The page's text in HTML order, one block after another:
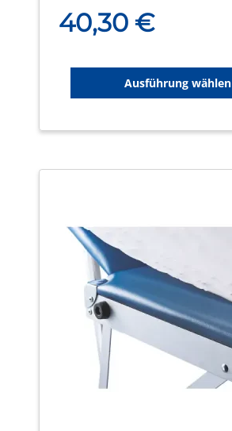
40,30 €
Ausführung wählen
weist
mehrere
Varianten
Optionen
können